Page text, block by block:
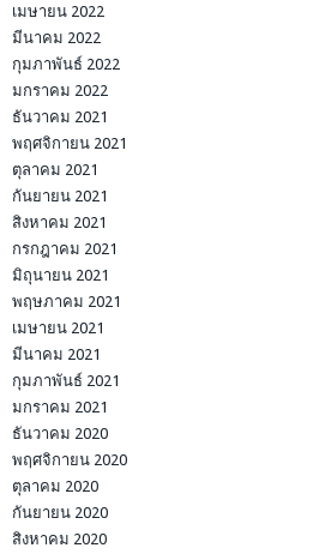
เมษายน 2022
มีนาคม 2022
กุมภาพันธ์ 2022
มกราคม 2022
ธันวาคม 2021
พฤศจิกายน 2021
ตุลาคม 2021
กันยายน 2021
สิงหาคม 2021
กรกฎาคม 2021
มิถุนายน 2021
พฤษภาคม 2021
เมษายน 2021
มีนาคม 2021
กุมภาพันธ์ 2021
มกราคม 2021
ธันวาคม 2020
พฤศจิกายน 2020
ตุลาคม 2020
กันยายน 2020
สิงหาคม 2020